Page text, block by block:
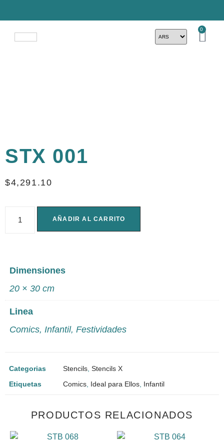
0
STX 001
$4,291.10
AÑADIR AL CARRITO
Dimensiones
20 × 30 cm
Linea
Comics, Infantil, Festividades
Categorias Stencils, Stencils X
Etiquetas
Comics, Ideal para Ellos, Infantil
PRODUCTOS RELACIONADOS